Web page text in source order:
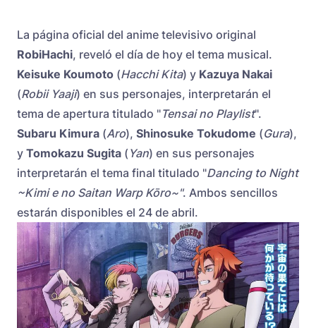
La página oficial del anime televisivo original
RobiHachi, reveló el día de hoy el tema musical.
Keisuke Koumoto (Hacchi Kita) y Kazuya Nakai
(Robii Yaaji) en sus personajes, interpretarán el
tema de apertura titulado "Tensai no Playlist".
Subaru Kimura (Aro), Shinosuke Tokudome (Gura),
y Tomokazu Sugita ( Yan) en sus personajes
interpretarán el tema final titulado "Dancing to Night
~Kimi e no Saitan Warp Kōro~". Ambos sencillos
estarán disponibles el 24 de abril.